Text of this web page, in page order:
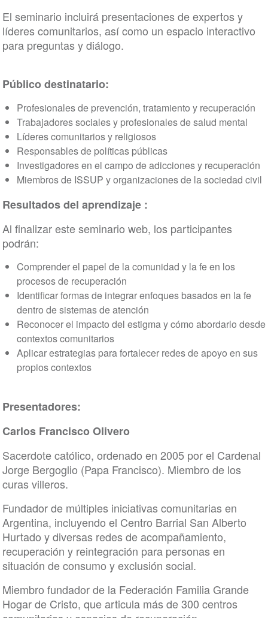
El seminario incluirá presentaciones de expertos y
líderes comunitarios, así como un espacio interactivo
para preguntas y diálogo.
Público destinatario:
Profesionales de prevención, tratamiento y recuperación
Trabajadores sociales y profesionales de salud mental
Líderes comunitarios y religiosos
Responsables de políticas públicas
Investigadores en el campo de adicciones y recuperación
Miembros de ISSUP y organizaciones de la sociedad civil
Resultados del aprendizaje :
Al finalizar este seminario web, los participantes
podrán:
Comprender el papel de la comunidad y la fe en los
procesos de recuperación
Identificar formas de integrar enfoques basados en la fe
dentro de sistemas de atención
Reconocer el impacto del estigma y cómo abordarlo desde
contextos comunitarios
Aplicar estrategias para fortalecer redes de apoyo en sus
propios contextos
Presentadores:
Carlos Francisco Olivero
Sacerdote católico, ordenado en 2005 por el Cardenal
Jorge Bergoglio (Papa Francisco). Miembro de los
curas villeros.
Fundador de múltiples iniciativas comunitarias en
Argentina, incluyendo el Centro Barrial San Alberto
Hurtado y diversas redes de acompañamiento,
recuperación y reintegración para personas en
situación de consumo y exclusión social.
Miembro fundador de la Federación Familia Grande
Hogar de Cristo, que articula más de 300 centros